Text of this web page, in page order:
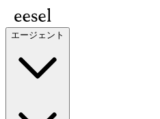
エージェント